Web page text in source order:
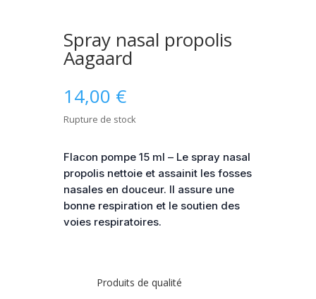
Spray nasal propolis
Aagaard
14,00 €
Rupture de stock
Flacon pompe 15 ml – Le spray nasal
propolis nettoie et assainit les fosses
nasales en douceur. Il assure une
bonne respiration et le soutien des
voies respiratoires.
Produits de qualité